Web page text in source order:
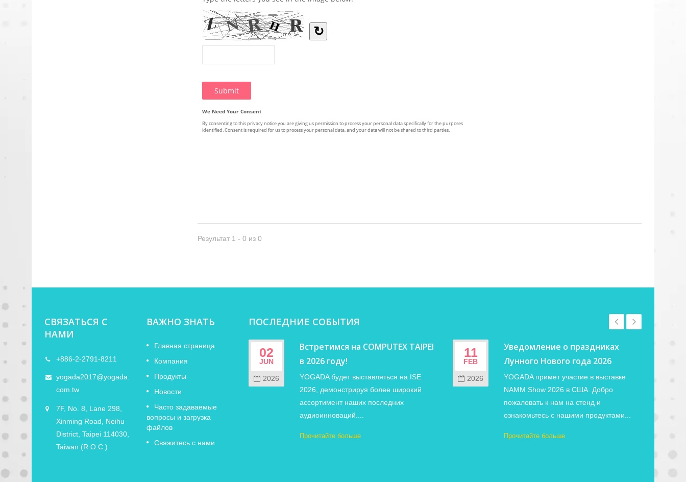
Результат 1 - 0 из 0
СВЯЗАТЬСЯ С
НАМИ
+886-2-2791-8211
yogada2017@yogada.
com.tw
7F, No. 8, Lane 298,
Xinming Road, Neihu
District, Taipei 114030,
Taiwan (R.O.C.)
ВАЖНО ЗНАТЬ
Главная страница
Компания
Продукты
Новости
Часто задаваемые
вопросы и загрузка
файлов
Свяжитесь с нами
ПОСЛЕДНИЕ СОБЫТИЯ
FEB
2026
Уведомление о праздниках
Лунного Нового года 2026
YOGADA примет участие в выставке
NAMM Show 2026 в США. Добро
ознакомьтесь с нашими продуктами...
Прочитайте больше
02
JUN
2026
Встретимся на COMPUTEX TAIPEI
в 2026 году!
YOGADA будет выставляться на ISE
2026, демонстрируя более широкий
ассортимент наших последних
аудиоинноваций....
Прочитайте больше
11
FEB
2026
Уведомление о праздниках
Лунного Нового года 2026
YOGADA примет участие в выставке
NAMM Show 2026 в США. Добро
пожаловать к нам на стенд и
ознакомьтесь с нашими продуктами...
Прочитайте больше